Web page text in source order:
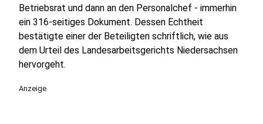
Betriebsrat und dann an den Personalchef - immerhin
ein 316-seitiges Dokument. Dessen Echtheit
bestätigte einer der Beteiligten schriftlich, wie aus
dem Urteil des Landesarbeitsgerichts Niedersachsen
hervorgeht.
Anzeige